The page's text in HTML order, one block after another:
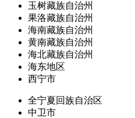
玉树藏族自治州
果洛藏族自治州
海南藏族自治州
黄南藏族自治州
海北藏族自治州
海东地区
西宁市
全宁夏回族自治区
中卫市